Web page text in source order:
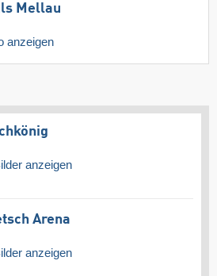
Mellau
anzeigen
anzeigen
Arena
anzeigen